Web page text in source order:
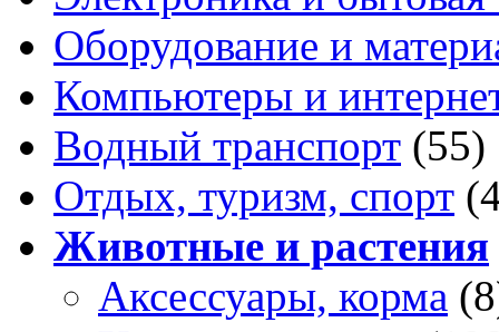
Оборудование и
Компьютеры и
Водный транспорт (55)
Отдых, туризм, спорт
Животные и растения
Аксессуары, корма